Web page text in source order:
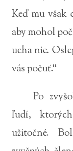
Keď mu však
aby mohol
ucha nie.
vás počuť.“
Po
ľudí,
užitočné.